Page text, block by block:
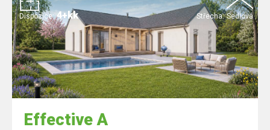
Střecha: Sedlová
Dispozice: 4+kk
Effective A